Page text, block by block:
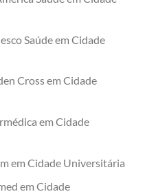
Saúde em Cidade
Cross em Cidade
em Cidade
em Cidade Universitária
em Cidade